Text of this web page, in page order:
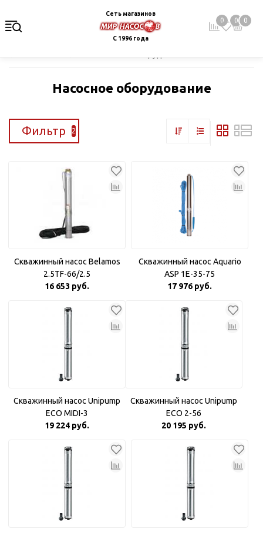
Сеть магазинов
С 1996 года
0 0 0
Насосное оборудование
Фильтр 2
Скважинный насос Belamos
2.5TF-66/2.5
16 653 руб.
Скважинный насос Aquario
ASP 1E-35-75
17 976 руб.
Скважинный насос Unipump
ECO MIDI-3
19 224 руб.
Скважинный насос Unipump
ECO 2-56
20 195 руб.